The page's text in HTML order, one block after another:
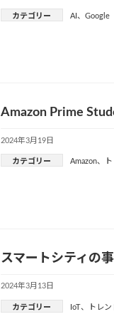
カテゴリー AI 、 Google
Amazon Prime
2024年3月19日
カテゴリー Amazon、
スマートシティの
2024年3月13日
カテゴリー IoT、 トレン